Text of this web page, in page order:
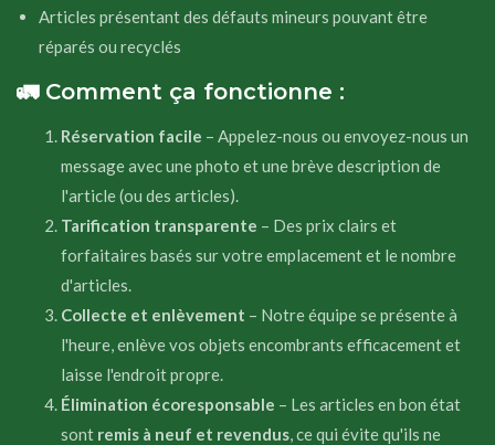
Articles présentant des défauts mineurs pouvant être
réparés ou recyclés
🚛 Comment ça fonctionne :
Réservation facile – Appelez-nous ou envoyez-nous un
message avec une photo et une brève description de
l'article (ou des articles).
Tarification transparente – Des prix clairs et
forfaitaires basés sur votre emplacement et le nombre
d'articles.
Collecte et enlèvement – Notre équipe se présente à
l'heure, enlève vos objets encombrants efficacement et
laisse l'endroit propre.
Élimination écoresponsable – Les articles en bon état
sont remis à neuf et revendus, ce qui évite qu'ils ne